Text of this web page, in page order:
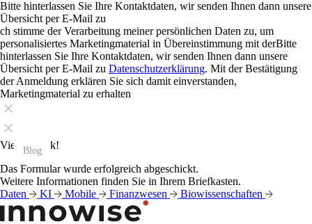
Bitte hinterlassen Sie Ihre Kontaktdaten, wir senden Ihnen dann unsere
Übersicht per E-Mail zu
ch stimme der Verarbeitung meiner persönlichen Daten zu, um
personalisiertes Marketingmaterial in Übereinstimmung mit derBitte
hinterlassen Sie Ihre Kontaktdaten, wir senden Ihnen dann unsere
Übersicht per E-Mail zu Datenschutzerklärung. Mit der Bestätigung
der Anmeldung erklären Sie sich damit einverstanden,
Marketingmaterial zu erhalten
Vielen Dank!
Das Formular wurde erfolgreich abgeschickt.
Weitere Informationen finden Sie in Ihrem Briefkasten.
Daten
KI Mobile Finanzwesen Biowissenschaften
Blog
Blog
Blog
Blog
Blog
Blog
Blog
Blog
Blog
Blog
Blog
Blog